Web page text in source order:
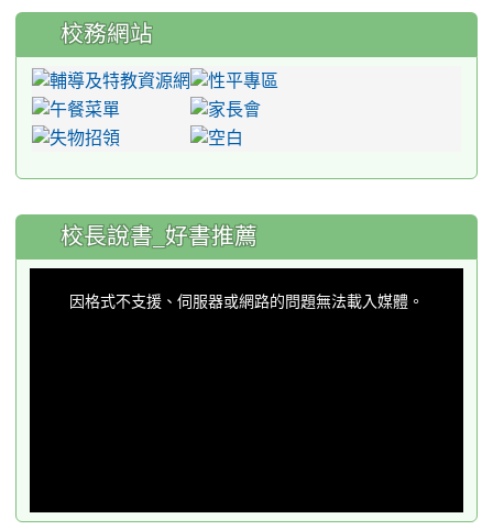
校務網站
:::
校長說書_好書推薦
因格式不支援、伺服器或網路的問題無法載入媒體。